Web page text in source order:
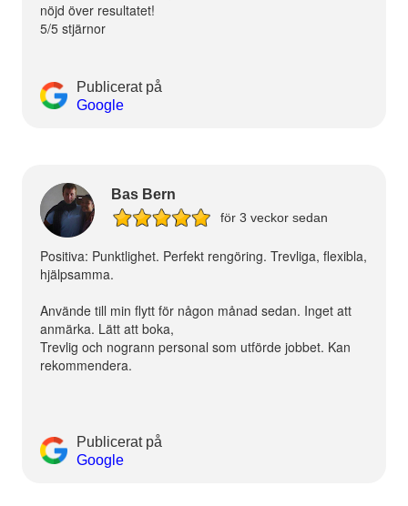
nöjd över resultatet!
5/5 stjärnor
Publicerat på
Google
Bas Bern
för 3 veckor sedan
Positiva: Punktlighet. Perfekt rengöring. Trevliga, flexibla,
hjälpsamma.
Använde till min flytt för någon månad sedan. Inget att
anmärka. Lätt att boka,
Trevlig och nogrann personal som utförde jobbet. Kan
rekommendera.
Publicerat på
Google